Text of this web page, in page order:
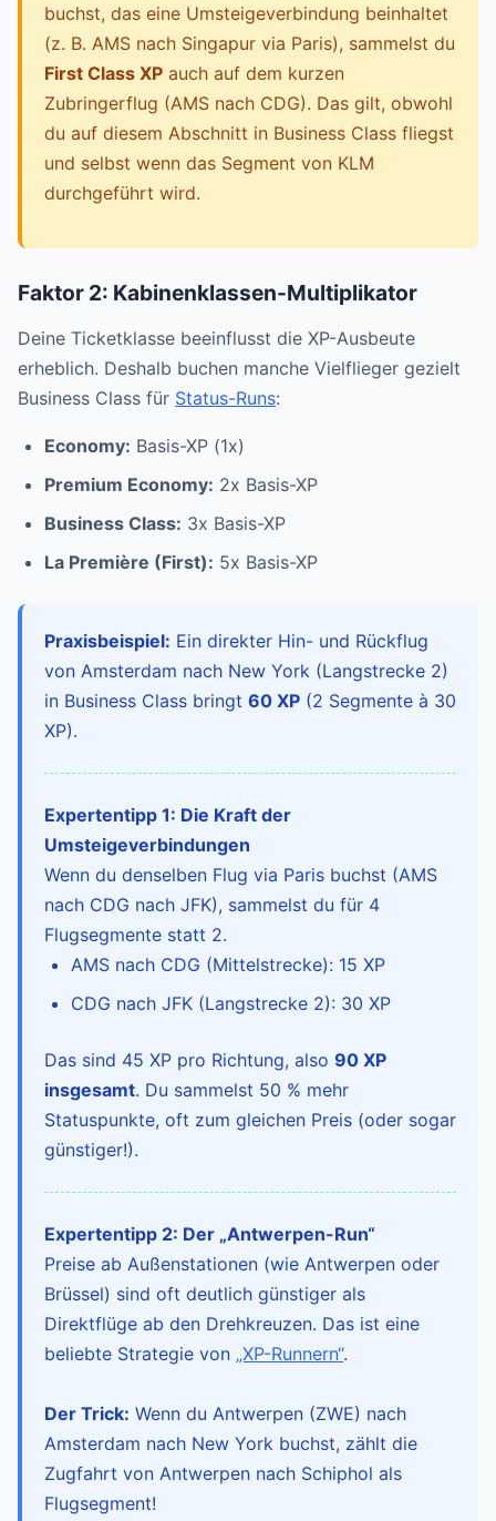
buchst, das eine Umsteigeverbindung beinhaltet
(z. B. AMS nach Singapur via Paris), sammelst du
First Class XP auch auf dem kurzen
Zubringerflug (AMS nach CDG). Das gilt, obwohl
du auf diesem Abschnitt in Business Class fliegst
und selbst wenn das Segment von KLM
durchgeführt wird.
Faktor 2: Kabinenklassen-Multiplikator
Deine Ticketklasse beeinflusst die XP-Ausbeute
erheblich. Deshalb buchen manche Vielflieger gezielt
Business Class für Status-Runs:
Economy: Basis-XP (1x)
Premium Economy: 2x Basis-XP
Business Class: 3x Basis-XP
La Première (First): 5x Basis-XP
Praxisbeispiel: Ein direkter Hin- und Rückflug
von Amsterdam nach New York (Langstrecke 2)
in Business Class bringt 60 XP (2 Segmente à 30
XP).
Expertentipp 1: Die Kraft der
Umsteigeverbindungen
Wenn du denselben Flug via Paris buchst (AMS
nach CDG nach JFK), sammelst du für 4
Flugsegmente statt 2.
AMS nach CDG (Mittelstrecke): 15 XP
CDG nach JFK (Langstrecke 2): 30 XP
Das sind 45 XP pro Richtung, also 90 XP
insgesamt. Du sammelst 50 % mehr
Statuspunkte, oft zum gleichen Preis (oder sogar
günstiger!).
Expertentipp 2: Der „Antwerpen-Run“
Preise ab Außenstationen (wie Antwerpen oder
Brüssel) sind oft deutlich günstiger als
Direktflüge ab den Drehkreuzen. Das ist eine
beliebte Strategie von „XP-Runnern“.
Der Trick: Wenn du Antwerpen (ZWE) nach
Amsterdam nach New York buchst, zählt die
Zugfahrt von Antwerpen nach Schiphol als
Flugsegment!